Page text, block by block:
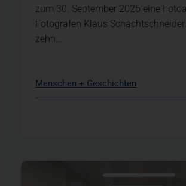
zum 30. September 2026 eine
Fotografen Klaus
zehn…
Menschen + Geschichten